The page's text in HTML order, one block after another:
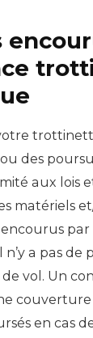
des
aux lois
matériels
par
n’y a pas
vol. Un
en cas